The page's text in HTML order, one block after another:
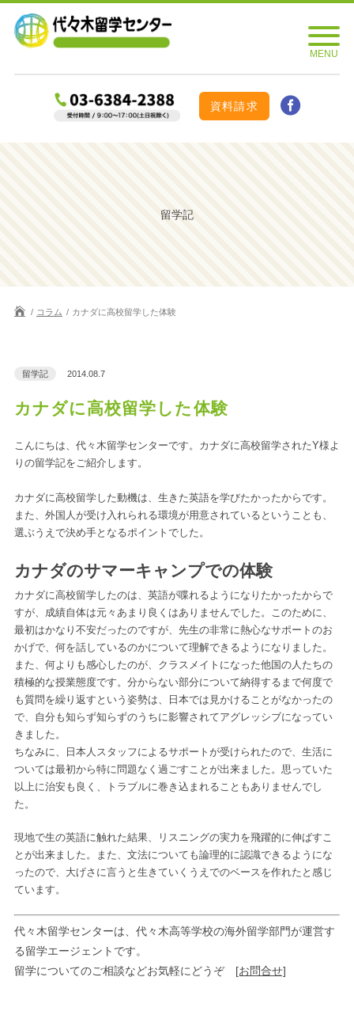
資料請求
留学記
コラム カナダに高校留学した体験
留学記 2014.08.7
カナダに高校留学した体験
こんにちは、代々木留学センターです。カナダに高校留学されたY様よ
りの留学記をご紹介します。
カナダに高校留学した動機は、生きた英語を学びたかったからです。
また、外国人が受け入れられる環境が用意されているということも、
選ぶうえで決め手となるポイントでした。
カナダのサマーキャンプでの体験
カナダに高校留学したのは、英語が喋れるようになりたかったからで
すが、成績自体は元々あまり良くはありませんでした。このために、
最初はかなり不安だったのですが、先生の非常に熱心なサポートのお
かげで、何を話しているのかについて理解できるようになりました。
また、何よりも感心したのが、クラスメイトになった他国の人たちの
積極的な授業態度です。分からない部分について納得するまで何度で
も質問を繰り返すという姿勢は、日本では見かけることがなかったの
で、自分も知らず知らずのうちに影響されてアグレッシブになってい
きました。
ちなみに、日本人スタッフによるサポートが受けられたので、生活に
ついては最初から特に問題なく過ごすことが出来ました。思っていた
以上に治安も良く、トラブルに巻き込まれることもありませんでし
た。
現地で生の英語に触れた結果、リスニングの実力を飛躍的に伸ばすこ
とが出来ました。また、文法についても論理的に認識できるようにな
ったので、大げさに言うと生きていくうえでのベースを作れたと感じ
ています。
代々木留学センターは、代々木高等学校の海外留学部門が運営す
る留学エージェントです。
留学についてのご相談などお気軽にどうぞ [お問合せ]